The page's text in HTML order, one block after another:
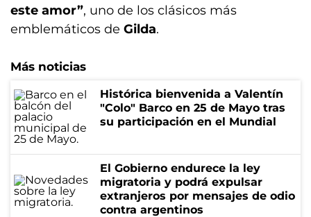
este amor”, uno de los clásicos más
emblemáticos de Gilda.
Más noticias
Histórica bienvenida a Valentín
"Colo" Barco en 25 de Mayo tras
su participación en el Mundial
El Gobierno endurece la ley
migratoria y podrá expulsar
extranjeros por mensajes de odio
contra argentinos